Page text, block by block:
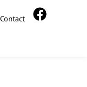
Contact